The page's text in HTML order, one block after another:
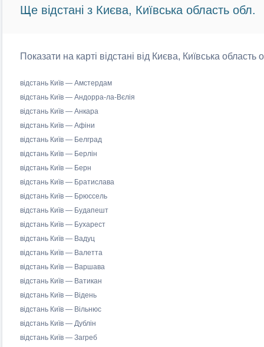
Ще відстані з Києва, Київська область обл.
Показати на карті відстані від Києва, Київська
відстань Київ — Амстердам
відстань Київ — Андорра-ла-Вєлія
відстань Київ — Анкара
відстань Київ — Афіни
відстань Київ — Белград
відстань Київ — Берлін
відстань Київ — Берн
відстань Київ — Братислава
відстань Київ — Брюссель
відстань Київ — Будапешт
відстань Київ — Бухарест
відстань Київ — Вадуц
відстань Київ — Валетта
відстань Київ — Варшава
відстань Київ — Ватикан
відстань Київ — Відень
відстань Київ — Вільнюс
відстань Київ — Дублін
відстань Київ — Загреб